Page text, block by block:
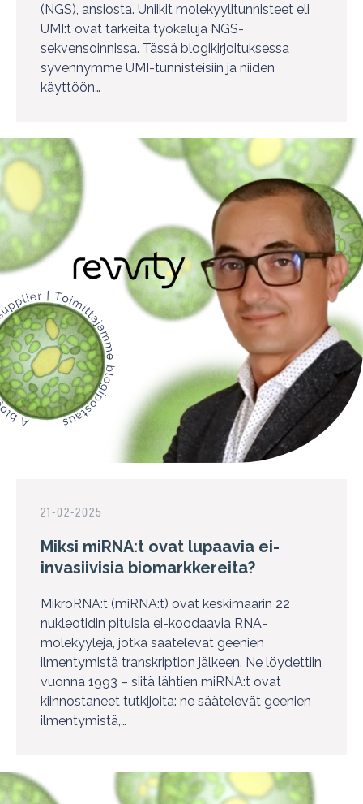
(NGS), ansiosta. Uniikit molekyylitunnisteet eli
UMI:t ovat tärkeitä työkaluja NGS-
sekvensoinnissa. Tässä blogikirjoituksessa
syvennymme UMI-tunnisteisiin ja niiden
käyttöön…
21-02-2025
Miksi miRNA:t ovat lupaavia ei-
invasiivisia biomarkkereita?
MikroRNA:t (miRNA:t) ovat keskimäärin 22
nukleotidin pituisia ei-koodaavia RNA-
molekyylejä, jotka säätelevät geenien
ilmentymistä transkription jälkeen. Ne löydettiin
vuonna 1993 – siitä lähtien miRNA:t ovat
kiinnostaneet tutkijoita: ne säätelevät geenien
ilmentymistä,…